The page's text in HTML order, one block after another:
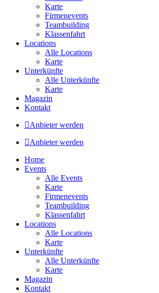
Karte
Firmenevents
Teambuilding
Klassenfahrt
Locations
Alle Locations
Karte
Unterkünfte
Alle Unterkünfte
Karte
Magazin
Kontakt
Anbieter werden
Anbieter werden
Home
Events
Alle Events
Karte
Firmenevents
Teambuilding
Klassenfahrt
Locations
Alle Locations
Karte
Unterkünfte
Alle Unterkünfte
Karte
Magazin
Kontakt